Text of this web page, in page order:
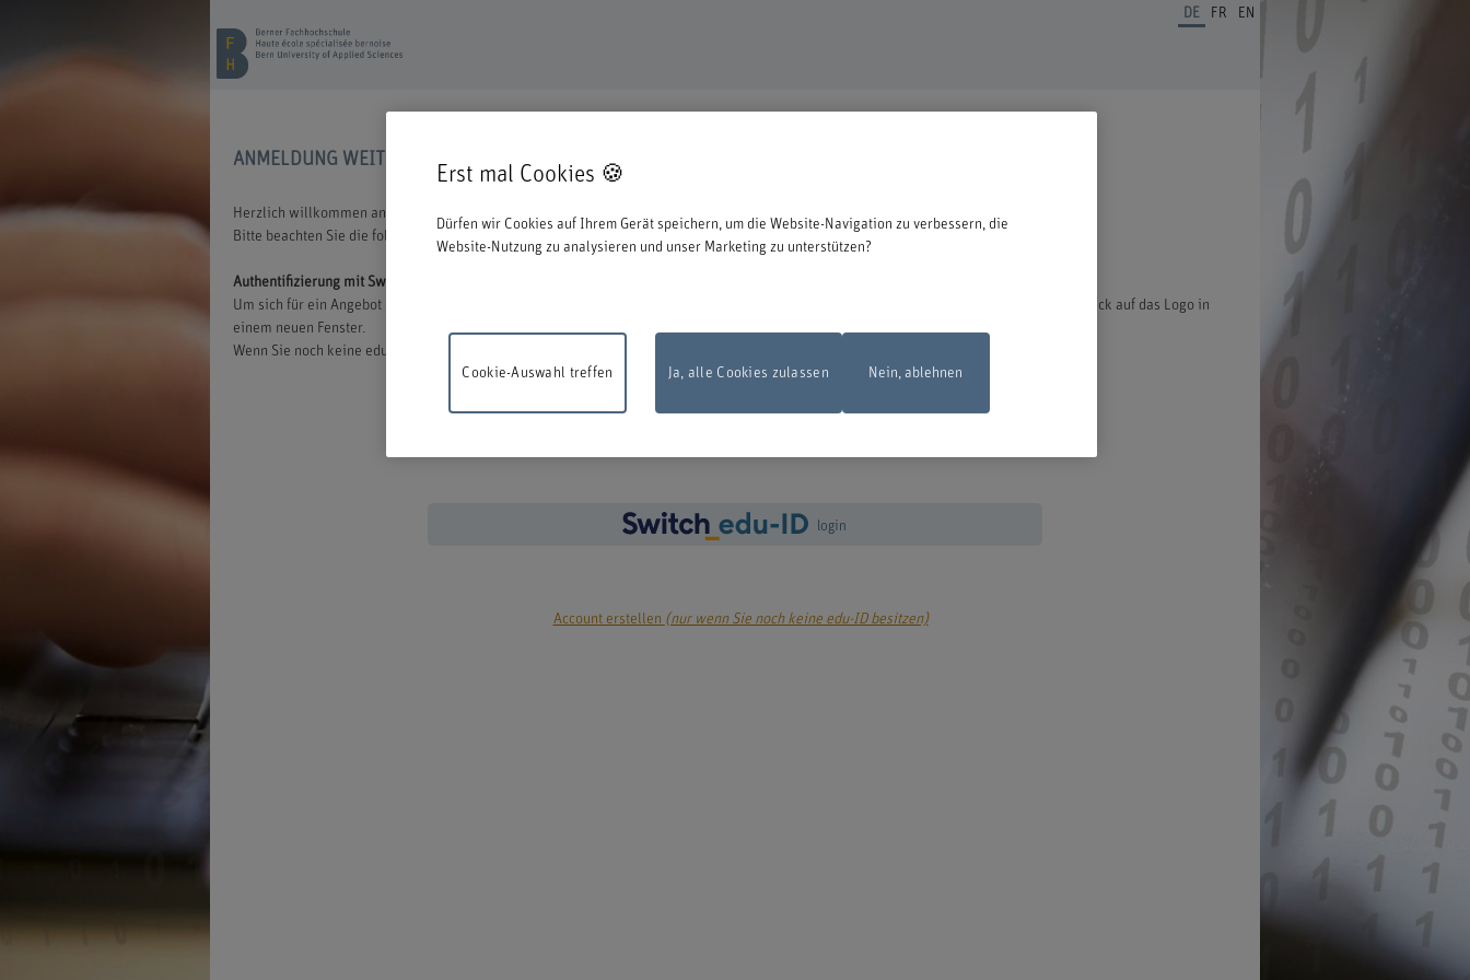
DE FR EN
ANMELDUNG WEITERBILDUNG
Herzlich willkommen an der BFH. Wir freuen uns, dass Sie sich für eine Aus- oder Weiterbildung bei uns entschieden haben.
Bitte beachten Sie die folgenden Informationen zum Start des Anmeldeprozesses:
Authentifizierung mit Switch edu-ID
Um sich für ein Angebot der BFH anmelden zu können, müssen Sie sich mit der edu-ID von Switch anmelden. Das Loginfenster öffnet bei Klick auf das Logo in
einem neuen Fenster.
Wenn Sie noch keine edu-ID besitzen, können Sie diese direkt bei Switch erstellen.
login
Account erstellen (nur wenn Sie noch keine edu-ID besitzen)
Erst mal Cookies 🍪
Dürfen wir Cookies auf Ihrem Gerät speichern, um die Website-Navigation zu verbessern, die
Website-Nutzung zu analysieren und unser Marketing zu unterstützen?
Ja, alle Cookies zulassen
Cookie-Auswahl treffen Nein, ablehnen